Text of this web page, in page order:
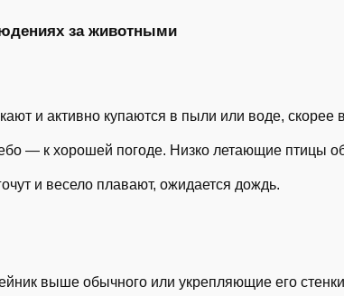
за животными
и активно купаются в пыли или воде, скорее
— к хорошей погоде. Низко летающие птицы
и весело плавают, ожидается дождь.
выше обычного или укрепляющие его